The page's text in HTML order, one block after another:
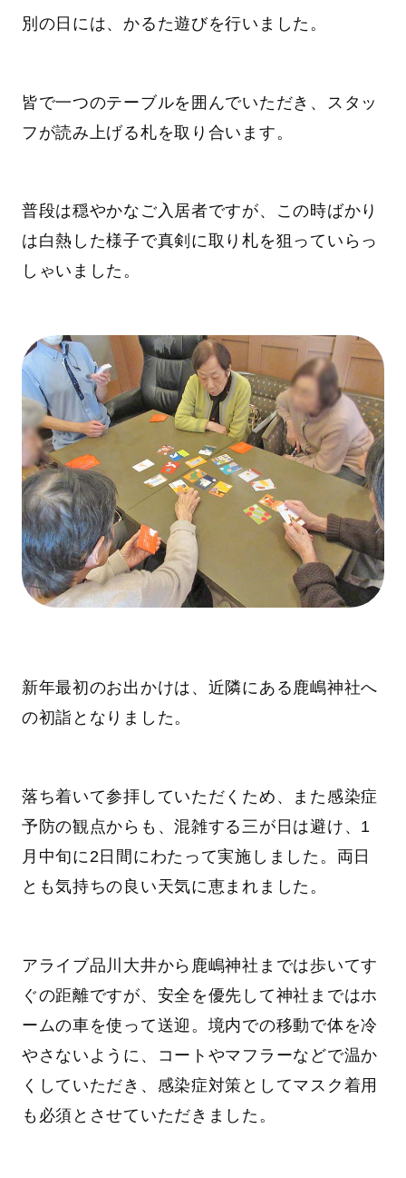
別の日には、かるた遊びを行いました。
皆で一つのテーブルを囲んでいただき、スタッ
フが読み上げる札を取り合います。
普段は穏やかなご入居者ですが、この時ばかり
は白熱した様子で真剣に取り札を狙っていらっ
しゃいました。
新年最初のお出かけは、近隣にある鹿嶋神社へ
の初詣となりました。
落ち着いて参拝していただくため、また感染症
予防の観点からも、混雑する三が日は避け、1
月中旬に2日間にわたって実施しました。両日
とも気持ちの良い天気に恵まれました。
アライブ品川大井から鹿嶋神社までは歩いてす
ぐの距離ですが、安全を優先して神社まではホ
ームの車を使って送迎。境内での移動で体を冷
やさないように、コートやマフラーなどで温か
くしていただき、感染症対策としてマスク着用
も必須とさせていただきました。